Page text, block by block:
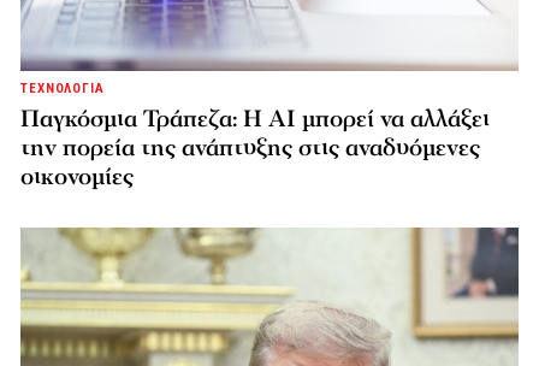
ΤΕΧΝΟΛΟΓΙΑ
Παγκόσμια Τράπεζα: Η AI μπορεί να αλλάξει
την πορεία της ανάπτυξης στις αναδυόμενες
οικονομίες